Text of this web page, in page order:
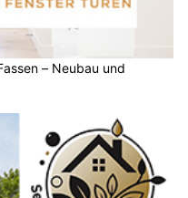
– Neubau und